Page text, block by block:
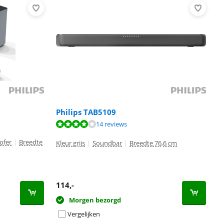
| Breedte
Philips TAB5109
14 reviews
Kleur grijs | Soundbar | Breedte 76,6 cm
114,-
Morgen bezorgd
Vergelijken